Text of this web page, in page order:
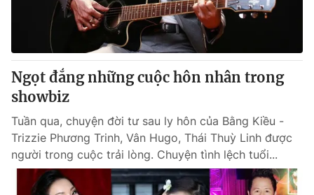
Thị trường 24h Tấm lòng Việt
VTV4 Vươn mình bằng AI
VTV9 VTV8
Liên hệ tòa soạn English
Ngọt đắng những cuộc hôn nhân trong
showbiz
Tuần qua, chuyện đời tư sau ly hôn của Bằng Kiều -
Trizzie Phương Trinh, Vân Hugo, Thái Thuỳ Linh được
người trong cuộc trải lòng. Chuyện tình lệch tuổi...